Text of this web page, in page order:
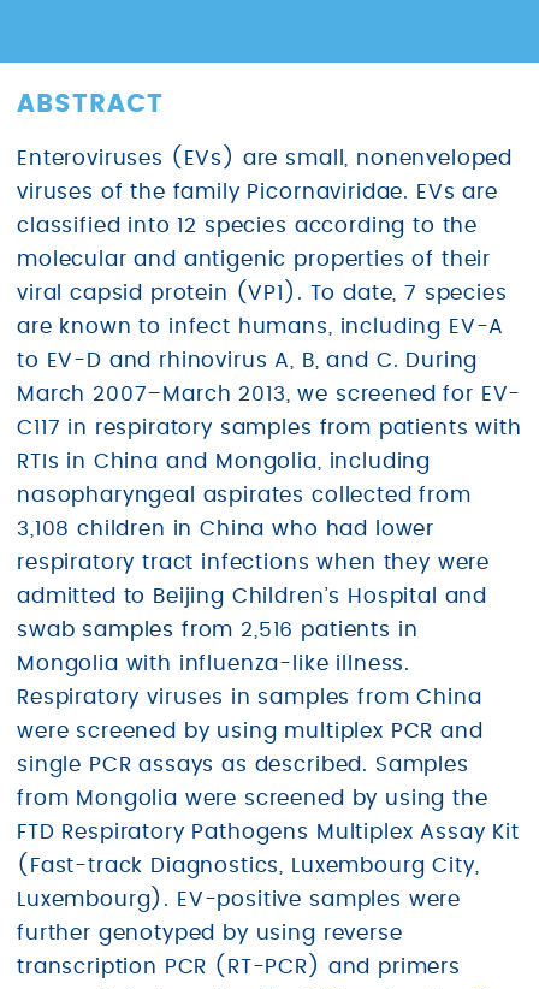
ABSTRACT
Enteroviruses (EVs) are small, nonenveloped
viruses of the family Picornaviridae. EVs are
classified into 12 species according to the
molecular and antigenic properties of their
viral capsid protein (VP1). To date, 7 species
are known to infect humans, including EV-A
to EV-D and rhinovirus A, B, and C. During
March 2007–March 2013, we screened for EV-
C117 in respiratory samples from patients with
RTIs in China and Mongolia, including
nasopharyngeal aspirates collected from
3,108 children in China who had lower
respiratory tract infections when they were
admitted to Beijing Children’s Hospital and
swab samples from 2,516 patients in
Mongolia with influenza-like illness.
Respiratory viruses in samples from China
were screened by using multiplex PCR and
single PCR assays as described. Samples
from Mongolia were screened by using the
FTD Respiratory Pathogens Multiplex Assay Kit
(Fast-track Diagnostics, Luxembourg City,
Luxembourg). EV-positive samples were
further genotyped by using reverse
transcription PCR (RT-PCR) and primers